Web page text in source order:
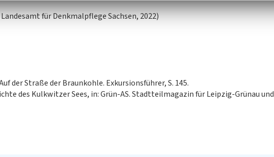
für Denkmalpflege Sachsen, 2022)
der Straße der Braunkohle. Exkursionsführer, S. 145.
des Kulkwitzer Sees, in: Grün-AS. Stadtteilmagazin für Leipzig-Grünau und